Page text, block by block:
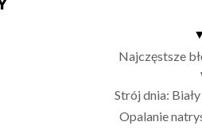
Najczęstsze
Strój dnia:
Opalanie